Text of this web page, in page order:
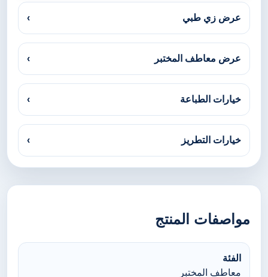
عرض زي طبي ›
عرض معاطف المختبر ›
خيارات الطباعة ›
خيارات التطريز ›
مواصفات المنتج
الفئة
معاطف المختبر